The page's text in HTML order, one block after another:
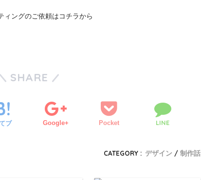
ィングのご依頼はコチラから
SHARE
ブ Google+ Pocket LINE
CATEGORY : デザイン 制作話